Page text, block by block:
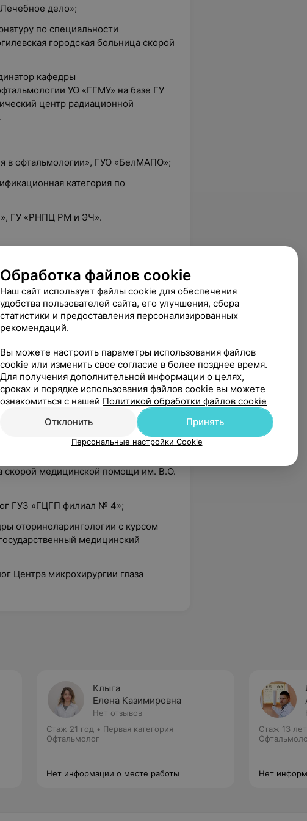
дело»;
по специальности
городская больница скорой
кафедры
УО «ГГМУ» на базе ГУ
центр радиационной
в офтальмологии», ГУО «БелМАПО»;
категория по
ГУ «РНПЦ РМ и ЭЧ».
вопросы
деятельности
г., задачи на 2019 г.»;
вопросы
вопросы ранней
больных с глаукомой».
УЗ «Глусская ЦРБ им.
офтальмологического отделения УЗ
скорой медицинской помощи им. В.О.
ГУЗ «ГЦГП филиал № 4»;
оториноларингологии с курсом
медицинский
Центра микрохирургии глаза
Клыга
Елена Казимировна
Нет отзывов
Стаж 21 год • Первая категория
Офтальмолог
Нет информации о месте работы
Стаж 13 лет
Нет
Обработка файлов cookie
Наш сайт использует файлы cookie для обеспечения
удобства пользователей сайта, его улучшения, сбора
статистики и предоставления персонализированных
рекомендаций.
Вы можете настроить параметры использования файлов
cookie или изменить свое согласие в более позднее время.
Для получения дополнительной информации о целях,
сроках и порядке использования файлов cookie вы можете
ознакомиться с нашей Политикой обработки файлов cookie
Отклонить
Принять
Персональные настройки Cookie